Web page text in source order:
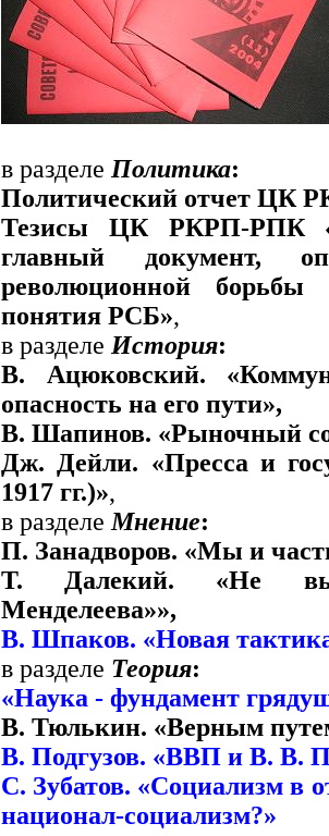
в разделе Политика:
Политический отчет ЦК
Тезисы ЦК РКРП-РПК
главный документ,
революционной
понятия РСБ»,
в разделе История:
В. Ацюковский.
опасность на его пути»,
В. Шапинов. «Рыночный
Дж. Дейли. «Пресса и
1917 гг.)»,
в разделе Мнение:
П. Занадворов. «Мы и
Т. Далекий. «Не
Менделеева»»,
В. Шпаков. «Новая
в разделе Теория:
«Наука - фундамент
В. Тюлькин. «Верным
В. Подгузов. «ВВП и В. В.
С. Зубатов. «Социализм в
национал-социализм?»